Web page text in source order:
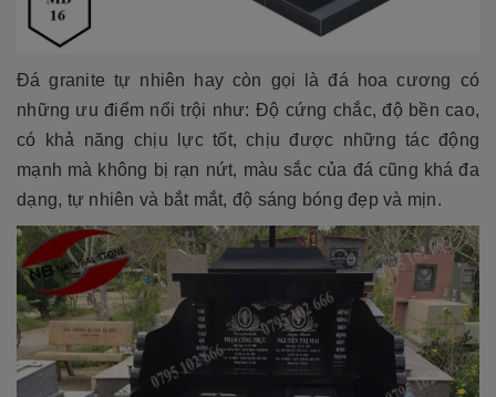
Đá granite tự nhiên hay còn gọi là đá hoa cương có
những ưu điểm nổi trội như: Độ cứng chắc, độ bền cao,
có khả năng chịu lực tốt, chịu được những tác động
mạnh mà không bị rạn nứt, màu sắc của đá cũng khá đa
dạng, tự nhiên và bắt mắt, độ sáng bóng đẹp và mịn.